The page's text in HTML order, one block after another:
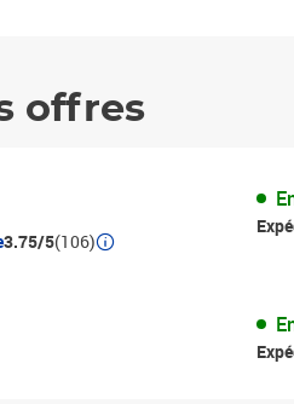
offres
3.75/5(106)